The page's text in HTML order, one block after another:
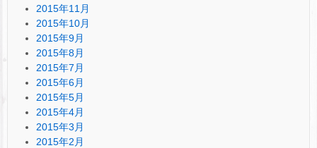
2015年11月
2015年10月
2015年9月
2015年8月
2015年7月
2015年6月
2015年5月
2015年4月
2015年3月
2015年2月